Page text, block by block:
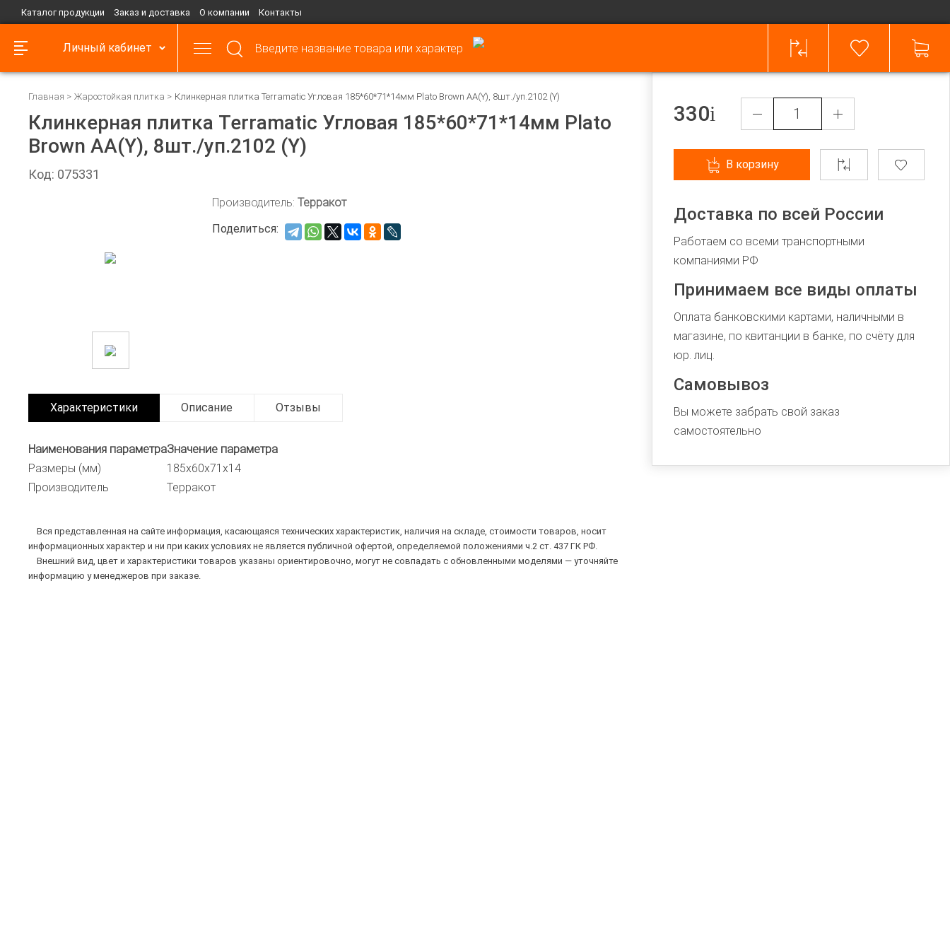
Каталог продукции Заказ и доставка О компании Контакты
Личный кабинет
Главная Жаростойкая плитка Клинкерная плитка Terramatic Угловая 185*60*71*14мм Plato Brown AA(Y), 8шт./уп.2102 (Y)
Клинкерная плитка Terramatic Угловая 185*60*71*14мм Plato
Brown AA(Y), 8шт./уп.2102 (Y)
Код: 075331
Производитель: Терракот
Поделиться:
Характеристики Описание Отзывы
Наименования параметраЗначение параметра
Размеры (мм)
185х60х71х14
Производитель
Терракот
Вся представленная на сайте информация, касающаяся технических характеристик, наличия на складе, стоимости товаров, носит
информационных характер и ни при каких условиях не является публичной офертой, определяемой положениями ч.2 ст. 437 ГК РФ.
Внешний вид, цвет и характеристики товаров указаны ориентировочно, могут не совпадать с обновленными моделями — уточняйте
информацию у менеджеров при заказе.
330
В корзину
Доставка по всей России
Работаем со всеми транспортными
компаниями РФ
Принимаем все виды оплаты
Оплата банковскими картами, наличными в
магазине, по квитанции в банке, по счёту для
юр. лиц.
Самовывоз
Вы можете забрать свой заказ
самостоятельно